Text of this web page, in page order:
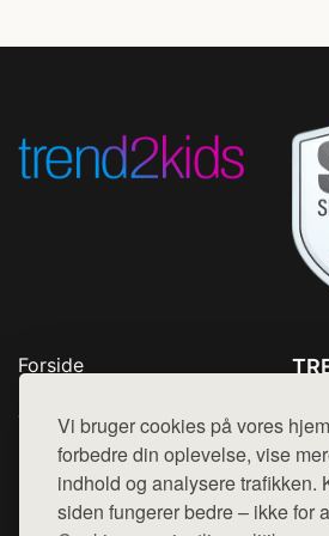
Vi bruger cookies på vores
forbedre din oplevelse, vise
indhold og analysere trafikken.
siden fungerer bedre – ikke for
Forside
Top Rabatter
Blog
Kontakt